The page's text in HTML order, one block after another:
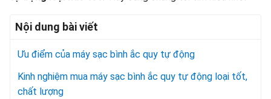
Nội dung bài viết
Ưu điểm của máy sạc bình ắc quy tự động
Kinh nghiệm mua máy sạc bình ắc quy tự động loại tốt,
chất lượng